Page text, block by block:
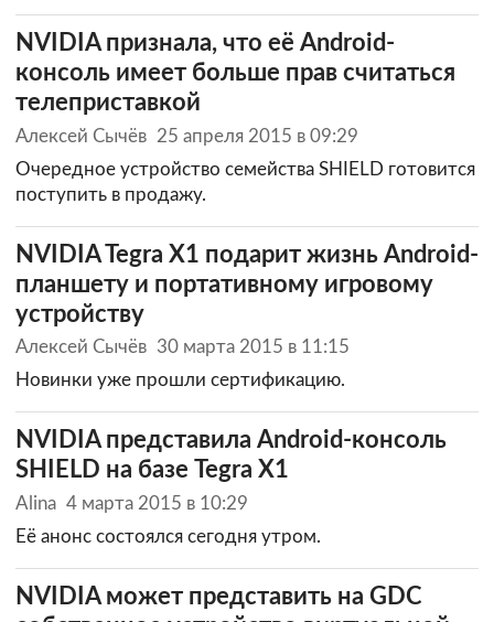
NVIDIA признала, что её Android-
консоль имеет больше прав считаться
телеприставкой
Алексей Сычёв 25 апреля 2015 в 09:29
Очередное устройство семейства SHIELD готовится
поступить в продажу.
NVIDIA Tegra X1 подарит жизнь Android-
планшету и портативному игровому
устройству
Алексей Сычёв 30 марта 2015 в 11:15
Новинки уже прошли сертификацию.
NVIDIA представила Android-консоль
SHIELD на базе Tegra X1
Alina 4 марта 2015 в 10:29
Её анонс состоялся сегодня утром.
NVIDIA может представить на GDC